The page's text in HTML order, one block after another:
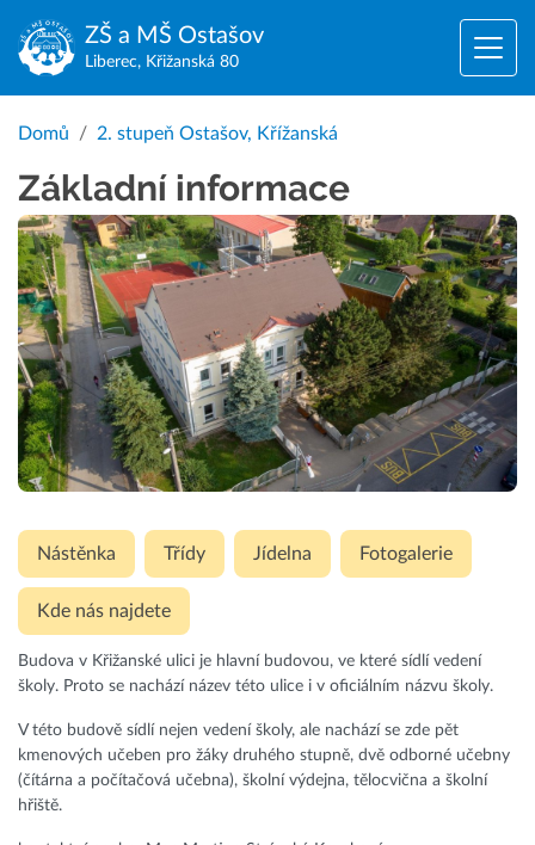
ZŠ a MŠ Ostašov
Liberec, Křižanská 80
Domů 2. stupeň Ostašov, Křížanská
Základní informace
Nástěnka Třídy Jídelna Fotogalerie
Kde nás najdete
Budova v Křižanské ulici je hlavní budovou, ve které sídlí vedení
školy. Proto se nachází název této ulice i v oficiálním názvu školy.
V této budově sídlí nejen vedení školy, ale nachází se zde pět
kmenových učeben pro žáky druhého stupně, dvě odborné učebny
(čítárna a počítačová učebna), školní výdejna, tělocvična a školní
hřiště.